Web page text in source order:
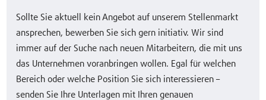
Sollte Sie aktuell kein Angebot auf unserem Stellenmarkt
ansprechen, bewerben Sie sich gern initiativ. Wir sind
immer auf der Suche nach neuen Mitarbeitern, die mit uns
das Unternehmen voranbringen wollen. Egal für welchen
Bereich oder welche Position Sie sich interessieren –
senden Sie Ihre Unterlagen mit Ihren genauen